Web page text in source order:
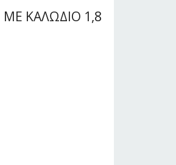
ΚΑΛΩΔΙΟ 1,8